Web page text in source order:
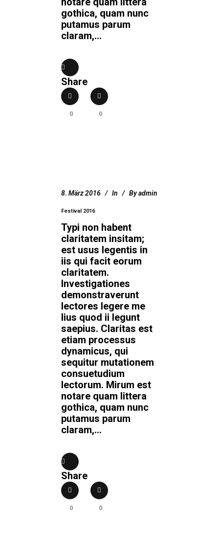
gothica, quam nunc
putamus parum
claram,...
Share
0 0
8. März 2016 In Byadmin
Festival 2016
Typi non habent
claritatem insitam;
est usus legentis in
iis qui facit eorum
claritatem.
Investigationes
demonstraverunt
lectores legere me
lius quod ii legunt
saepius. Claritas est
etiam processus
dynamicus, qui
sequitur mutationem
consuetudium
lectorum. Mirum est
notare quam littera
gothica, quam nunc
putamus parum
claram,...
Share
0 0